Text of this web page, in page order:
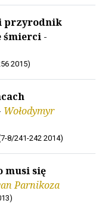
przyrodnik
śmierci -
2015)
Wołodymyr
8/241-242 2014)
musi się
Parnikoza